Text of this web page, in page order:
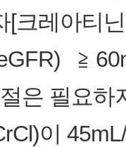
[크레아티
≧
은 필요하
이